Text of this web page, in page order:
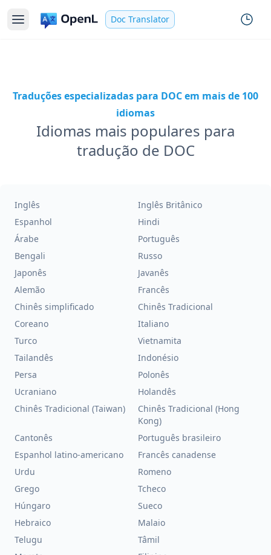
Doc Translator
Traduções especializadas para DOC em mais de 100
idiomas
Idiomas mais populares para
tradução de DOC
Inglês
Inglês Britânico
Espanhol
Hindi
Árabe
Português
Bengali
Russo
Japonês
Javanês
Alemão
Francês
Chinês simplificado
Chinês Tradicional
Coreano
Italiano
Turco
Vietnamita
Tailandês
Indonésio
Persa
Polonês
Ucraniano
Holandês
Chinês Tradicional (Taiwan)
Chinês Tradicional (Hong
Kong)
Cantonês
Português brasileiro
Espanhol latino-americano
Francês canadense
Urdu
Romeno
Grego
Tcheco
Húngaro
Sueco
Hebraico
Malaio
Telugu
Tâmil